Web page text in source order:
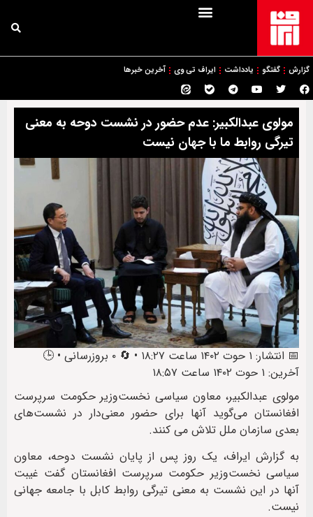
گزارش گفتگو یادداشت ایراف تی وی آخرین خبرها
مولوی عبدالکبیر: عدم حضور در نشست دوحه به معنی
تیرگی روابط ما با جهان نیست
📅 انتشار: ۱ حوت ۱۴۰۲ ساعت ۱۸:۲۷ • 🔄 ۰ بروزرسانی • 🕒
آخرین: ۱ حوت ۱۴۰۲ ساعت ۱۸:۵۷
مولوی عبدالکبیر، معاون سیاسی نخست‌وزیر حکومت سرپرست
افغانستان می‌گوید آنها برای حضور معنی‌دار در نشست‌های
بعدی سازمان ملل تلاش می کنند.
به گزارش ایراف، یک روز پس از پایان نشست دوحه، معاون
سیاسی نخست‌وزیر حکومت سرپرست افغانستان گفت غیبت
آنها در این نشست به معنی تیرگی روابط کابل با جامعه جهانی
نیست.